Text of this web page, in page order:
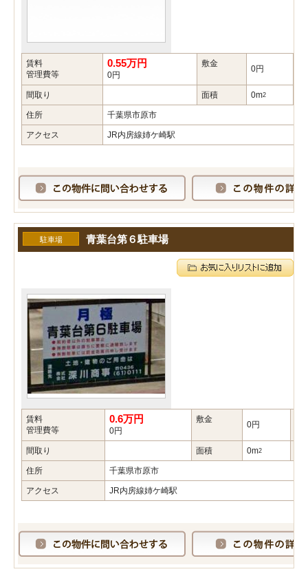
賃料
管理費等
0.55万円
0円
敷金
0円
間取り 面積 0m2
住所 千葉県市原市
アクセス JR内房線姉ケ崎駅
駐車場 青葉台第６駐車場
賃料
管理費等
0.6万円
0円
敷金
0円
間取り 面積 0m2
住所 千葉県市原市
アクセス JR内房線姉ケ崎駅